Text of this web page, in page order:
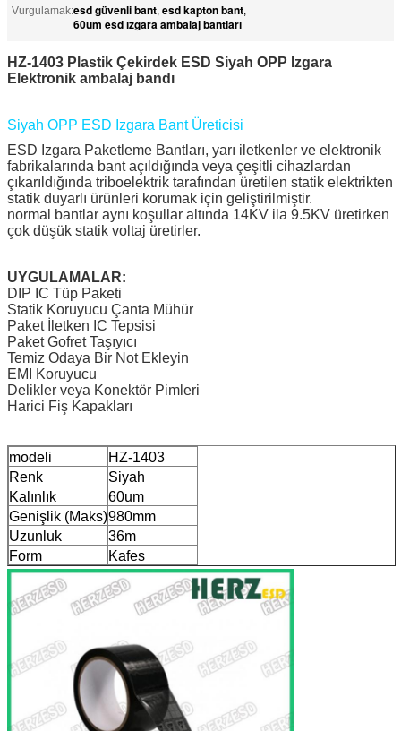
Vurgulamak:esd güvenli bant, esd kapton bant,
60um esd ızgara ambalaj bantları
HZ-1403 Plastik Çekirdek ESD Siyah OPP Izgara
Elektronik ambalaj bandı
Siyah OPP ESD Izgara Bant Üreticisi
ESD Izgara Paketleme Bantları, yarı iletkenler ve elektronik
fabrikalarında bant açıldığında veya çeşitli cihazlardan
çıkarıldığında triboelektrik tarafından üretilen statik elektrikten
statik duyarlı ürünleri korumak için geliştirilmiştir.
normal bantlar aynı koşullar altında 14KV ila 9.5KV üretirken
çok düşük statik voltaj üretirler.
UYGULAMALAR:
DIP IC Tüp Paketi
Statik Koruyucu Çanta Mühür
Paket İletken IC Tepsisi
Paket Gofret Taşıyıcı
Temiz Odaya Bir Not Ekleyin
EMI Koruyucu
Delikler veya Konektör Pimleri
Harici Fiş Kapakları
modeli
HZ-1403
Renk
Siyah
Kalınlık
60um
Genişlik (Maks)980mm
Uzunluk
36m
Form
Kafes